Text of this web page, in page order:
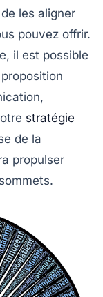
les aligner
pouvez offrir.
il est possible
,
stratégie
de la
propulser
sommets.